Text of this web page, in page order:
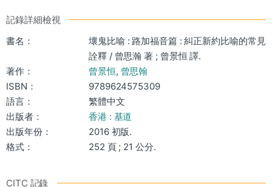
記錄詳細檢視
書名：
壞鬼比喻 : 路加福音篇 : 糾正新約比喻的常見
詮釋 / 曾思瀚 著 ; 曾景恒 譯.
著作：
曾景恒, 曾思翰
ISBN：
9789624575309
語言：
繁體中文
出版者：
香港 : 基道
出版年份：
2016 初版.
格式：
252 頁 ; 21 公分.
CITC 記錄